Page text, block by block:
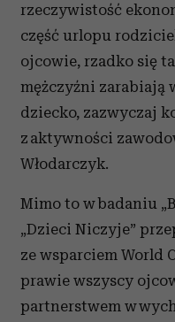
rzeczywistość
część urlopu
ojcowie, rzadko się
mężczyźni zarabiają
dziecko, zazwyczaj
z aktywności
Włodarczyk.
Mimo to w badaniu
„Dzieci Niczyje”
ze wsparciem World
prawie wszyscy
partnerstwem w